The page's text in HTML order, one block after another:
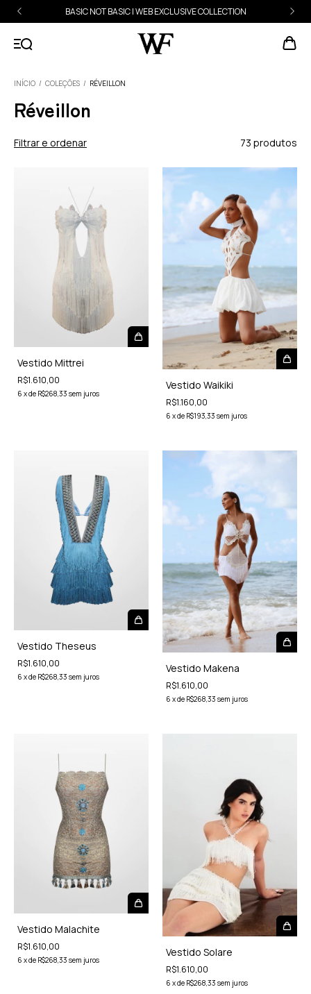
BASIC NOT BASIC | WEB EXCLUSIVE COLLECTION
INÍCIO / COLEÇÕES / RÉVEILLON
Réveillon
Filtrar e ordenar 73 produtos
Vestido Mittrei
R$1.610,00
6 xde R$268,33 sem juros
Vestido Waikiki
R$1.160,00
6 xde R$193,33 sem juros
Vestido Theseus
R$1.610,00
6 xde R$268,33 sem juros
Vestido Makena
R$1.610,00
6 xde R$268,33 sem juros
Vestido Malachite
R$1.610,00
6 xde R$268,33 sem juros
Vestido Solare
R$1.610,00
6 xde R$268,33 sem juros